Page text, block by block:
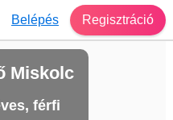
Belépés Regisztráció
Miskolc
férfi